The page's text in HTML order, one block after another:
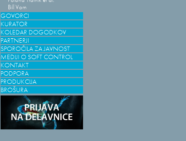
Bill Vorn
GOVORCI
KURATOR
KOLEDAR DOGODKOV
PARTNERJI
SPOROČILA ZA JAVNOST
MEDIJI O SOFT CONTROL
KONTAKT
PODPORA
PRODUKCIJA
BROŠURA